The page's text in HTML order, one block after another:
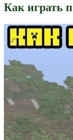
Как играть